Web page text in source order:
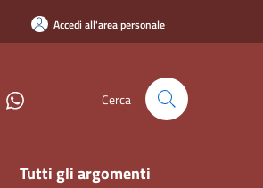
Accedi all'area personale
Cerca
Tutti gli argomenti